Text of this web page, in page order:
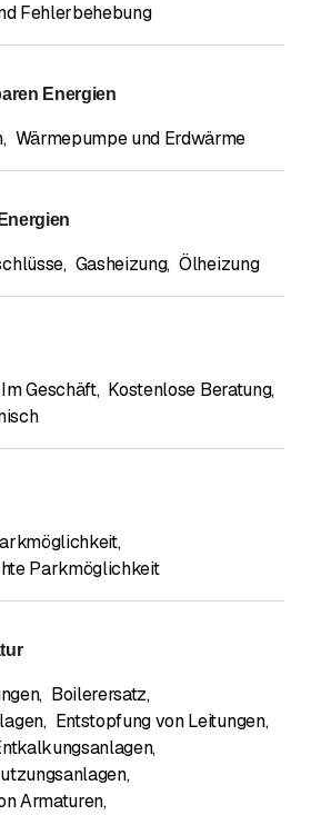
Fehlerbehebung
Energien
, Wärmepumpe und Erdwärme
, Gasheizung, Ölheizung
Im Geschäft, Kostenlose Beratung,
,
Parkmöglichkeit
, Boilerersatz,
, Entstopfung von Leitungen,
,
,
Armaturen,